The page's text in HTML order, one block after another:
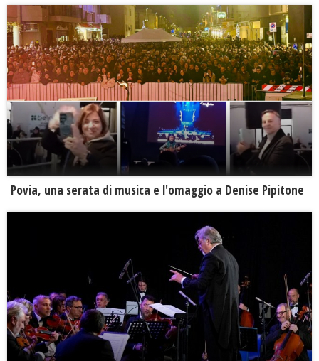
Povia, una serata di musica e l'omaggio a Denise Pipitone